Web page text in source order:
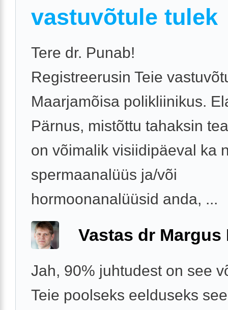
vastuvõtule tulek
Tere dr. Punab!
Registreerusin Teie
Maarjamõisa polikliinikus.
Pärnus, mistõttu tahaksin
on võimalik visiidipäeval ka
spermaanalüüs ja/või
hormoonanalüüsid anda, ...
Vastas dr Margus
Jah, 90% juhtudest on see
Teie poolseks eelduseks